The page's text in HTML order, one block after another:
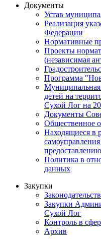
Документы
Устав
Реализация
Федерации
Нормативные
Проекты
(независимая
Программа
Муниципальная
детей на
Сухой Лог на
Документы
Общественное
Находящиеся в
Политика в
данных
Закупки
Закупки
Сухой Лог
Контроль в
Архив